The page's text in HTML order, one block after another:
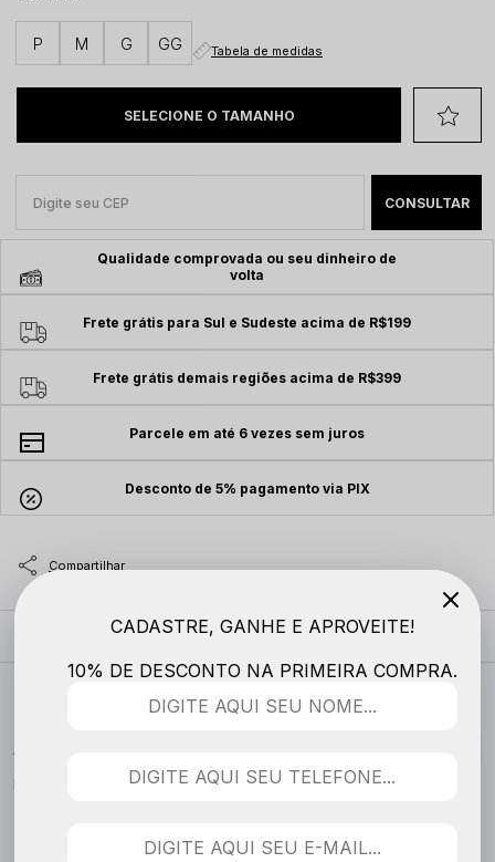
P M G GG Tabela de medidas
Qualidade comprovada ou seu dinheiro de
volta
Frete grátis para Sul e Sudeste acima de R$199
Frete grátis demais regiões acima de R$399
Parcele em até 6 vezes sem juros
Desconto de 5% pagamento via PIX
MODELO VESTE
Nenhuma avaliação cadastrada para esse produto.
CADASTRE, GANHE E APROVEITE!
10% DE DESCONTO NA PRIMEIRA COMPRA.